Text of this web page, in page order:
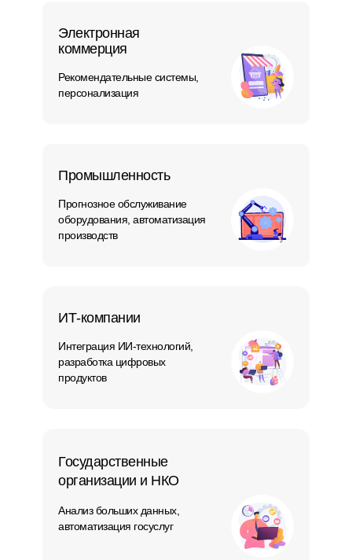
Электронная
коммерция
Рекомендательные системы,
персонализация
Промышленность
Прогнозное обслуживание
оборудования, автоматизация
производств
Государственные
организации и НКО
Анализ больших данных,
автоматизация госуслуг
ИТ-компании
Интеграция ИИ-технологий,
разработка цифровых
продуктов